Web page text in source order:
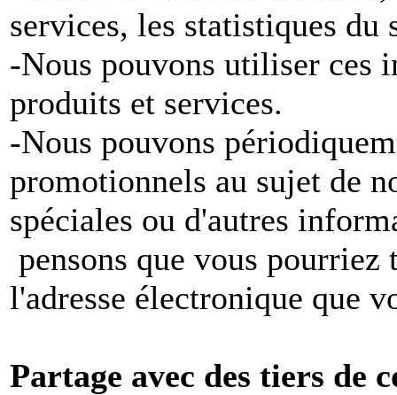
services, les statistiques du
-Nous pouvons utiliser ces
produits et services.
-Nous pouvons
promotionnels au sujet de
spéciales ou d'autres
pensons que vous
l'adresse électronique que
Partage avec des tiers de